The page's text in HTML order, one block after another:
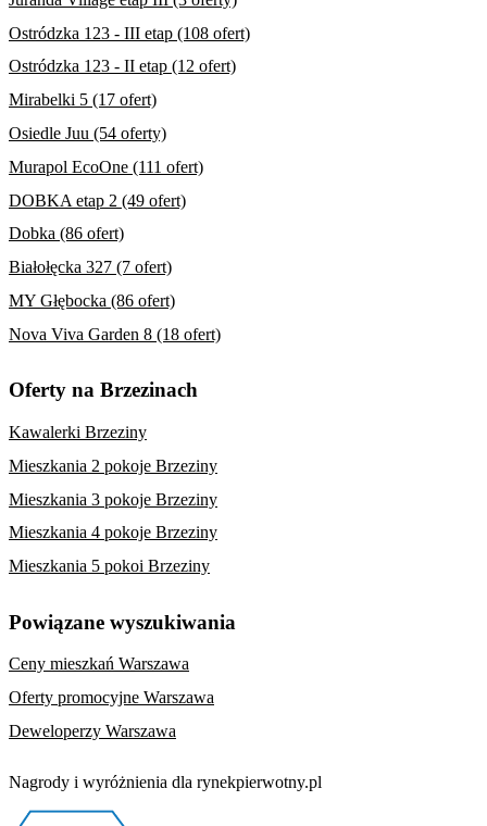
Ostródzka 123 - III etap (108 ofert)
Ostródzka 123 - II etap (12 ofert)
Mirabelki 5 (17 ofert)
Osiedle Juu (54 oferty)
Murapol EcoOne (111 ofert)
DOBKA etap 2 (49 ofert)
Dobka (86 ofert)
Białołęcka 327 (7 ofert)
MY Głębocka (86 ofert)
Nova Viva Garden 8 (18 ofert)
Oferty na Brzezinach
Kawalerki Brzeziny
Mieszkania 2 pokoje Brzeziny
Mieszkania 3 pokoje Brzeziny
Mieszkania 4 pokoje Brzeziny
Mieszkania 5 pokoi Brzeziny
Powiązane wyszukiwania
Ceny mieszkań Warszawa
Oferty promocyjne Warszawa
Deweloperzy Warszawa
Nagrody i wyróżnienia dla rynekpierwotny.pl